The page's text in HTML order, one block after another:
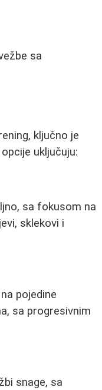
sa
ključno je
uključuju:
sa fokusom na
sklekovi i
pojedine
sa progresivnim
snage, sa